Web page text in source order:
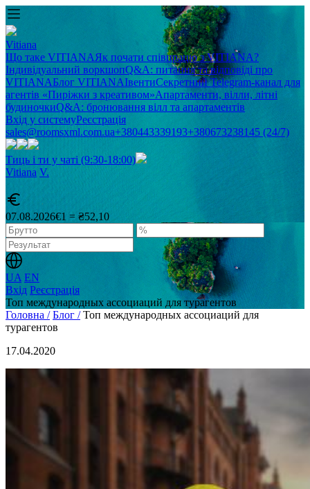
Vitiana
Що таке VITIANAЯк почати співпрацю з VITIANA?
Індивідуальний воркшопQ&A: питання та відповіді про
VITIANAБлог VITIANAІвентиСекретний Telegram-канал для
агентів «Пиріжки з креативом»Апартаменти, вілли, літні
будиночкиQ&A: бронювання вілл та апартаментів
Вхід у системуРеєстрація
sales@roomsxml.com.ua+380443339193+380673238145 (24/7)
Тиць і ти у чаті (9:30-18:00)
Vitiana V.
07.08.2026€1 = ₴52,10
UA EN
Вхід Реєстрація
Топ международных ассоциаций для турагентов
Головна / Блог / Топ международных ассоциаций для
турагентов
17.04.2020